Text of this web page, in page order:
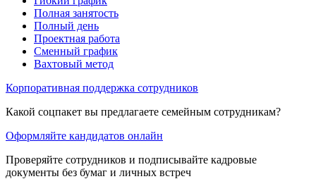
Полная занятость
Полный день
Проектная работа
Сменный график
Вахтовый метод
Корпоративная поддержка сотрудников
Какой соцпакет вы предлагаете семейным сотрудникам?
Оформляйте кандидатов онлайн
Проверяйте сотрудников и подписывайте кадровые
документы без бумаг и личных встреч